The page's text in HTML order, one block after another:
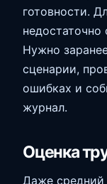
готовности.
Нужно
сценарии,
ошибках и
журнал.
Оценка
Даже средний